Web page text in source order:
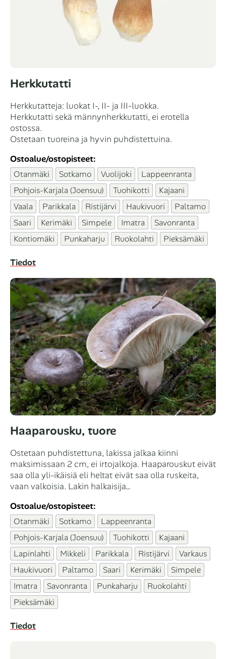
Herkkutatti
Herkkutatteja: luokat I-, II- ja III-luokka.
Herkkutatti sekä männynherkkutatti, ei erotella
ostossa.
Ostetaan tuoreina ja hyvin puhdistettuina.
Ostoalue/ostopisteet:
Otanmäki Sotkamo Vuolijoki
Lappeenranta
Pohjois-Karjala (Joensuu)
Tuohikotti
Kajaani
Vaala
Parikkala Ristijärvi Haukivuori
Paltamo
Saari
Kerimäki Simpele Imatra
Savonranta
Kontiomäki
Punkaharju Ruokolahti Pieksämäki
Tiedot
Haaparousku, tuore
Ostetaan puhdistettuna, lakissa jalkaa kiinni
maksimissaan 2 cm, ei irtojalkoja. Haaparouskut eivät
saa olla yli-ikäisiä eli heltat eivät saa olla ruskeita,
vaan valkoisia. Lakin halkaisija…
Ostoalue/ostopisteet:
Otanmäki Sotkamo
Lappeenranta
Pohjois-Karjala (Joensuu)
Tuohikotti
Kajaani
Lapinlahti
Mikkeli Parikkala Ristijärvi
Varkaus
Haukivuori
Paltamo Saari Kerimäki
Simpele
Imatra
Savonranta Punkaharju
Ruokolahti
Pieksämäki
Tiedot